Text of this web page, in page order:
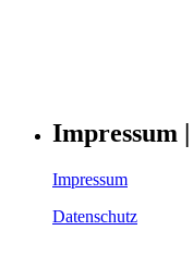
Impressum
Impressum
Datenschutz